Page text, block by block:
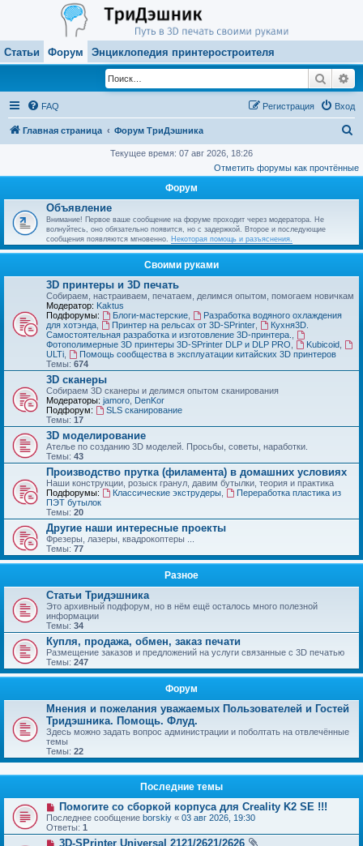
Статьи Форум Энциклопедия принтеростроителя
Поиск
FAQ Вход
Регистрация
Главная страница Форум ТриДэшника
и
Текущее время: 07 авг 2026, 18:26
Отметить форумы как прочтённые
Форум
Объявление
Внимание! Первое ваше сообщение на форуме проходит через модератора. Не
волнуйтесь, оно обязательно появится, но с задержкой. Второе и последующие
сообщения появляются мгновенно. Некоторая помощь и разъяснения.
Своими руками
3D принтеры и 3D печать
Собираем, настраиваем, печатаем, делимся опытом, помогаем новичкам
Модератор: Kaktus
Подфорумы:
Блоги-мастерские,
Разработка водяного охлаждения
для хотэнда
Принтер на рельсах от 3D-SPrinter,
Кухня3D.
Самостоятельная разработка и изготовление 3D-принтера.
Фотополимерные 3D принтеры 3D-SPrinter DLP и DLP PRO
Kubicoid,
ULTi
Помощь сообщества в эксплуатации китайских 3D принтеров
Темы: 674
3D сканеры
Собираем 3D сканеры и делимся опытом сканирования
Модераторы: jamoro DenKor
Подфорум:
SLS сканирование
Темы: 17
3D моделирование
Ателье по созданию 3D моделей. Просьбы, советы, наработки.
Темы: 43
Производство прутка (филамента) в домашних условиях
Наши конструкции, розыск гранул, давим бутылки, теория и практика
Подфорумы:
Классические экструдеры,
Переработка пластика из
ПЭТ бутылок
Темы: 20
Другие наши интересные проекты
Фрезеры, лазеры, квадрокоптеры ...
Темы: 77
Разное
Статьи Тридэшника
Это архивный подфорум, но в нём ещё осталось много полезной
информации
Темы: 34
Купля, продажа, обмен, заказ печати
Размещение заказов и предложений на услуги связанные с 3D печатью
Темы: 247
Форум
Мнения и пожелания уважаемых Пользователей и Гостей
Тридэшника. Помощь. Флуд.
Здесь можно задать вопрос администрации и поболтать на отвлечённые
темы
Темы: 22
Последние темы
Помогите со сборкой корпуса для Creality K2 SE !!!
Последнее сообщение borskiy « 03 авг 2026, 19:30
Ответы: 1
3D-SPrinter Universal 2121/2621/2626